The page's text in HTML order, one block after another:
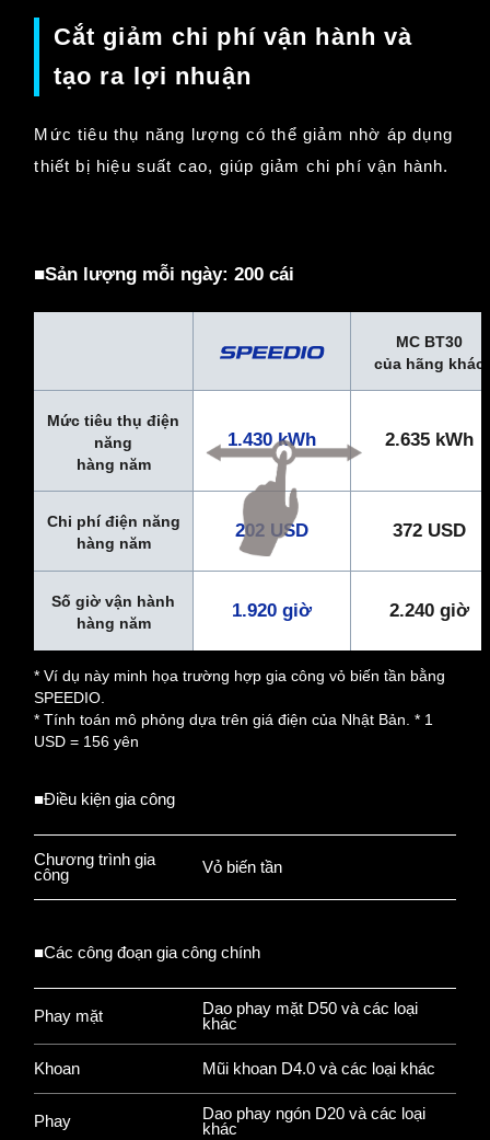
Cắt giảm chi phí vận hành và
tạo ra lợi nhuận
Mức tiêu thụ năng lượng có thể giảm nhờ áp dụng
thiết bị hiệu suất cao, giúp giảm chi phí vận hành.
■Sản lượng mỗi ngày: 200 cái
MC BT30
của hãng khác
Mức tiêu thụ điện
năng
hàng năm
1.430 kWh 2.635 kWh
Chi phí điện năng
hàng năm
202 USD 372 USD
Số giờ vận hành
hàng năm
1.920 giờ 2.240 giờ
* Ví dụ này minh họa trường hợp gia công vỏ biến tần bằng
SPEEDIO.
* Tính toán mô phỏng dựa trên giá điện của Nhật Bản. * 1
USD = 156 yên
■Điều kiện gia công
Chương trình gia
công
Vỏ biến tần
■Các công đoạn gia công chính
Phay mặt
Dao phay mặt D50 và các loại
khác
Khoan Mũi khoan D4.0 và các loại khác
Phay
Dao phay ngón D20 và các loại
khác